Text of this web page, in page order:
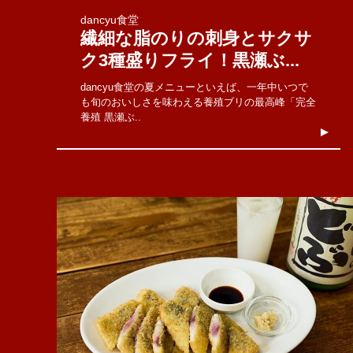
dancyu食堂
繊細な脂のりの刺身とサクサ
ク3種盛りフライ！黒瀬ぶ...
dancyu食堂の夏メニューといえば、一年中いつで
も旬のおいしさを味わえる養殖ブリの最高峰「完全
養殖 黒瀬ぶ..